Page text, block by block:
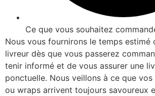
Ce que vous souhaitez
Nous vous fournirons le temps estimé
livreur dès que vous passerez
tenir informé et de vous assurer une
ponctuelle. Nous veillons à ce que
ou wraps arrivent toujours savoureux